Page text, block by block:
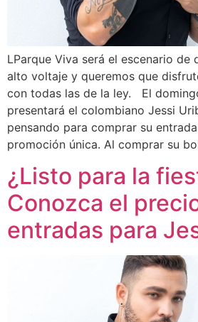
LParque Viva será el escenario de
alto voltaje y queremos que
con todas las de la ley. El
presentará el colombiano Jessi
pensando para comprar su
promoción única. Al comprar su
¿Listo para la
Conozca el
entradas para